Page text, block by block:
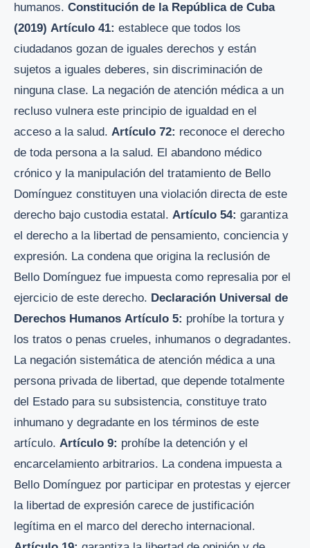
humanos. Constitución de la República de Cuba
(2019) Artículo 41: establece que todos los
ciudadanos gozan de iguales derechos y están
sujetos a iguales deberes, sin discriminación de
ninguna clase. La negación de atención médica a un
recluso vulnera este principio de igualdad en el
acceso a la salud. Artículo 72: reconoce el derecho
de toda persona a la salud. El abandono médico
crónico y la manipulación del tratamiento de Bello
Domínguez constituyen una violación directa de este
derecho bajo custodia estatal. Artículo 54: garantiza
el derecho a la libertad de pensamiento, conciencia y
expresión. La condena que origina la reclusión de
Bello Domínguez fue impuesta como represalia por el
ejercicio de este derecho. Declaración Universal de
Derechos Humanos Artículo 5: prohíbe la tortura y
los tratos o penas crueles, inhumanos o degradantes.
La negación sistemática de atención médica a una
persona privada de libertad, que depende totalmente
del Estado para su subsistencia, constituye trato
inhumano y degradante en los términos de este
artículo. Artículo 9: prohíbe la detención y el
encarcelamiento arbitrarios. La condena impuesta a
Bello Domínguez por participar en protestas y ejercer
la libertad de expresión carece de justificación
legítima en el marco del derecho internacional.